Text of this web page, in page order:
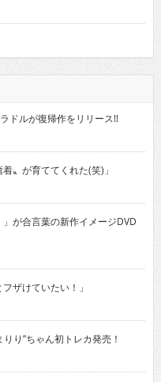
ドルが復帰作をリリース!!
〟が育ててくれた(笑)」
が合言葉の新作イメージDVD
ザけていたい！」
り”ちゃん初トレカ発売！